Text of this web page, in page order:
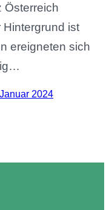
Österreich
ist
ereigneten sich
2024